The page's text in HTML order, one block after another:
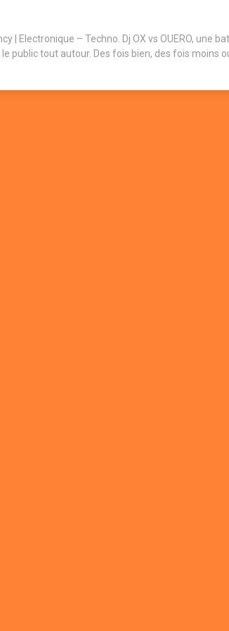
| Electronique – Techno. Dj OX vs OUERO, une
public tout autour. Des fois bien, des fois moins